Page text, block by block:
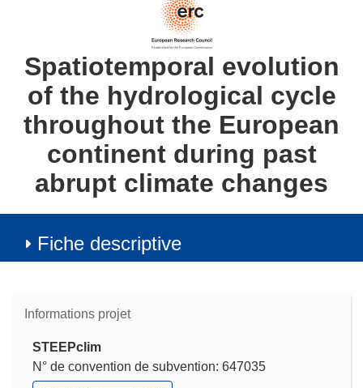
Spatiotemporal evolution
of the hydrological cycle
throughout the European
continent during past
abrupt climate changes
Fiche descriptive
Informations projet
STEEPclim
N° de convention de subvention: 647035